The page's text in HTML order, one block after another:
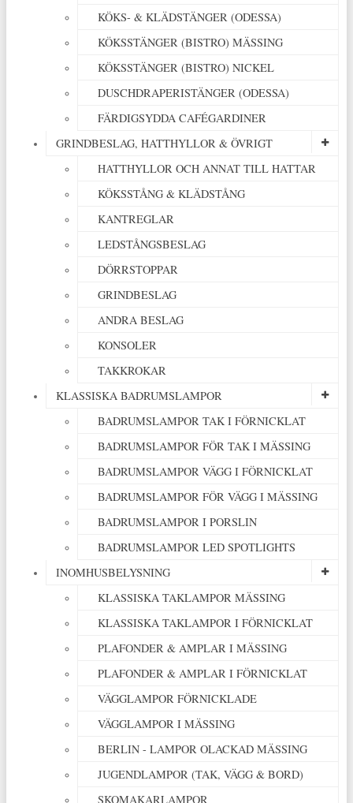
KÖKS- & KLÄDSTÄNGER (ODESSA)
KÖKSSTÄNGER (BISTRO) MÄSSING
KÖKSSTÄNGER (BISTRO) NICKEL
DUSCHDRAPERISTÄNGER (ODESSA)
FÄRDIGSYDDA CAFÉGARDINER
GRINDBESLAG, HATTHYLLOR & ÖVRIGT
HATTHYLLOR OCH ANNAT TILL HATTAR
KÖKSSTÅNG & KLÄDSTÅNG
KANTREGLAR
LEDSTÅNGSBESLAG
DÖRRSTOPPAR
GRINDBESLAG
ANDRA BESLAG
KONSOLER
TAKKROKAR
KLASSISKA BADRUMSLAMPOR
BADRUMSLAMPOR TAK I FÖRNICKLAT
BADRUMSLAMPOR FÖR TAK I MÄSSING
BADRUMSLAMPOR VÄGG I FÖRNICKLAT
BADRUMSLAMPOR FÖR VÄGG I MÄSSING
BADRUMSLAMPOR I PORSLIN
BADRUMSLAMPOR LED SPOTLIGHTS
INOMHUSBELYSNING
KLASSISKA TAKLAMPOR MÄSSING
KLASSISKA TAKLAMPOR I FÖRNICKLAT
PLAFONDER & AMPLAR I MÄSSING
PLAFONDER & AMPLAR I FÖRNICKLAT
VÄGGLAMPOR FÖRNICKLADE
VÄGGLAMPOR I MÄSSING
BERLIN - LAMPOR OLACKAD MÄSSING
JUGENDLAMPOR (TAK, VÄGG & BORD)
SKOMAKARLAMPOR